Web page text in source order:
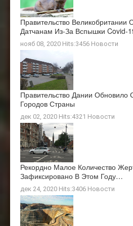
Правительство Великобритании
Датчанам Из-За Вспышки
нояб 08, 2020 Hits:3456 Новости
Правительство Дании Обновило
Городов Страны
дек 02, 2020 Hits:4321 Новости
Рекордно Малое Количество
Зафиксировано В Этом Году…
дек 24, 2020 Hits:3406 Новости